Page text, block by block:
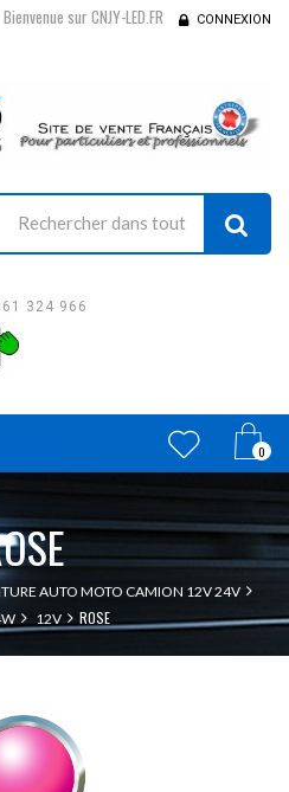
Bienvenue sur CNJY-LED.FR CONNEXION
324 966
0
AUTO MOTO CAMION 12V 24V
12V ROSE